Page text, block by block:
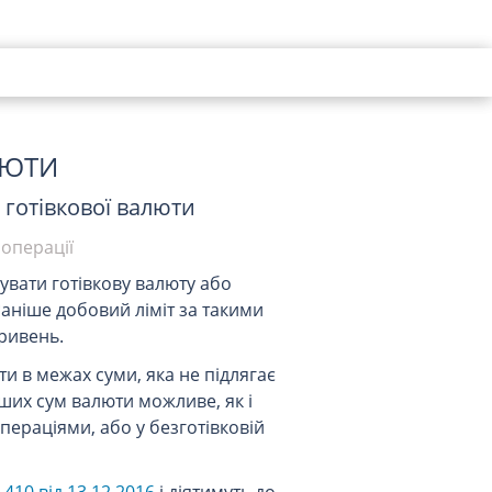
валюти
готівкову валюту або
добовий ліміт за такими
в межах суми, яка не підлягає
сум валюти можливе, як і
або у безготівковій